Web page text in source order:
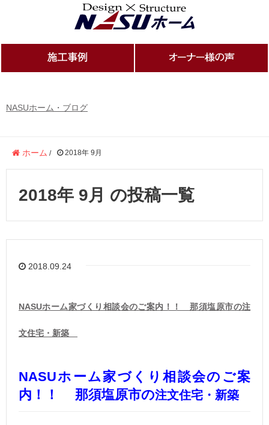
NASUホーム・ブログ
ホーム / 2018年 9月
2018年 9月 の投稿一覧
2018.09.24
NASUホーム家づくり相談会のご案内！！ 那須塩原市の注
文住宅・新築
NASUホーム家づくり相談会のご案
内！！ 那須塩原市の注文住宅・新築